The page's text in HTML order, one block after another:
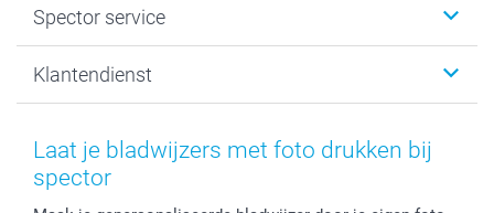
Fotoboeken
Fotoprints, Fotoposter & Fotoalbum met fotoprints
Fotokaders, Decoratie en Snoepjes
Smartphone cases
Sitemap
Privacybeleid
Spector service
smartbonus
Mijn orderstatus
Klantendienst
Laat je bladwijzers met foto drukken bij
spector